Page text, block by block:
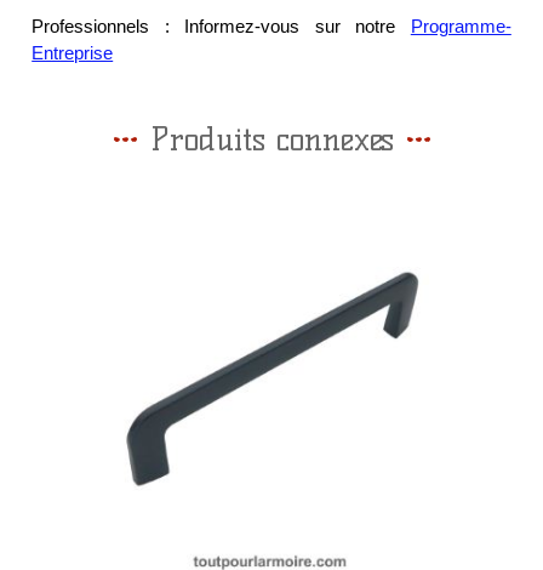
Professionnels : Informez-vous sur notre
Programme-
Entreprise
Produits connexes